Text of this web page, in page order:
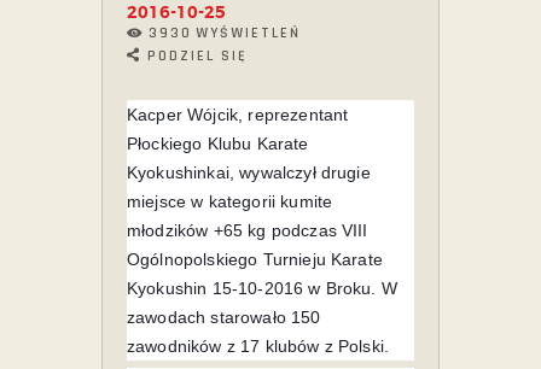
2016-10-25
3930 WYŚWIETLEŃ
PODZIEL SIĘ
Kacper Wójcik, reprezentant
Płockiego Klubu Karate
Kyokushinkai, wywalczył drugie
miejsce w kategorii kumite
młodzików +65 kg podczas VIII
Ogólnopolskiego Turnieju Karate
Kyokushin 15-10-2016 w Broku. W
zawodach starowało 150
zawodników z 17 klubów z Polski.